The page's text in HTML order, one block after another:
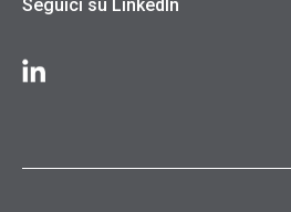
Seguici su LinkedIn